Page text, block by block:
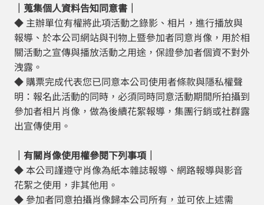
｜蒐集個人資料告知同意書｜
◆ 主辦單位有權將此項活動之錄影、相片，進行播放與
報導、於本公司網站與刊物上暨參加者同意肖像，用於相
關活動之宣傳與播放活動之用途，保證參加者個資不對外
洩露。
◆ 購票完成代表您已同意本公司使用者條款與隱私權聲
明：報名此活動的同時，必須同時同意活動期間所拍攝到
參加者相片肖像，做為後續花絮報導，集團行銷或社群露
出宣傳使用。
｜有關肖像使用權參閱下列事項｜
◆ 本公司謹遵守肖像為紙本雜誌報導、網路報導與影音
花絮之使用，非其他用。
◆ 參加者同意拍攝肖像歸本公司所有，並可依上述需